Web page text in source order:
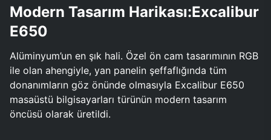
Modern Tasarım Harikası:Excalibur
E650
Alüminyum’un en şık hali. Özel ön cam tasarımının RGB
ile olan ahengiyle, yan panelin şeffaflığında tüm
donanımların göz önünde olmasıyla Excalibur E650
masaüstü bilgisayarları türünün modern tasarım
öncüsü olarak üretildi.